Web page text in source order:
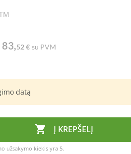
83,52 € su PVM
datą
 Į KREPŠELĮ
užsakymo kiekis yra 5.